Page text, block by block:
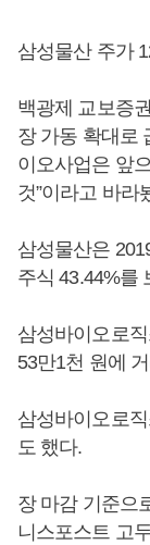
삼성물산 주가
백광제 교보증
장 가동 확대로
이오사업은 앞
것”이라고 바라
삼성물산은
주식 43.44%를
삼성바이오로
53만1천 원에
삼성바이오로
도 했다.
장 마감 기준으
니스포스트 고